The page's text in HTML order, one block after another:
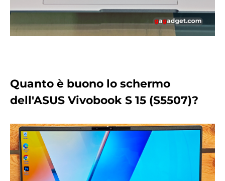
Quanto è buono lo schermo
dell'ASUS Vivobook S 15 (S5507)?